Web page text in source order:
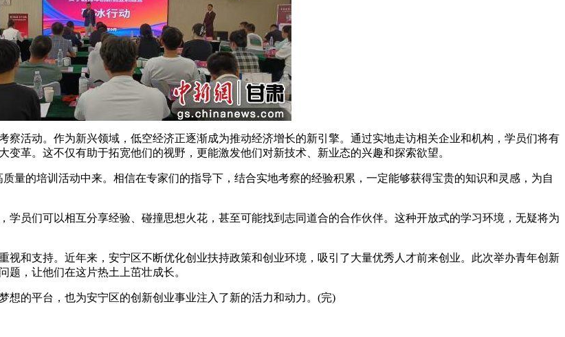
活动。作为新兴领域，低空经济正逐渐成为推动经济增长的新引擎。通过实地走访相关企业和机构，学员们将有
革。这不仅有助于拓宽他们的视野，更能激发他们对新技术、新业态的兴趣和探索欲望。
的培训活动中来。相信在专家们的指导下，结合实地考察的经验积累，一定能够获得宝贵的知识和灵感，为自
们可以相互分享经验、碰撞思想火花，甚至可能找到志同道合的合作伙伴。这种开放式的学习环境，无疑将为
和支持。近年来，安宁区不断优化创业扶持政策和创业环境，吸引了大量优秀人才前来创业。此次举办青年创新
，让他们在这片热土上茁壮成长。
的平台，也为安宁区的创新创业事业注入了新的活力和动力。(完)